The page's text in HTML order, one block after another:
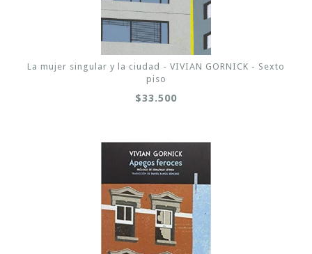
La mujer singular y la ciudad - VIVIAN GORNICK - Sexto
piso
$33.500